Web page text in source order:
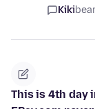
Kiki
This is 4th day